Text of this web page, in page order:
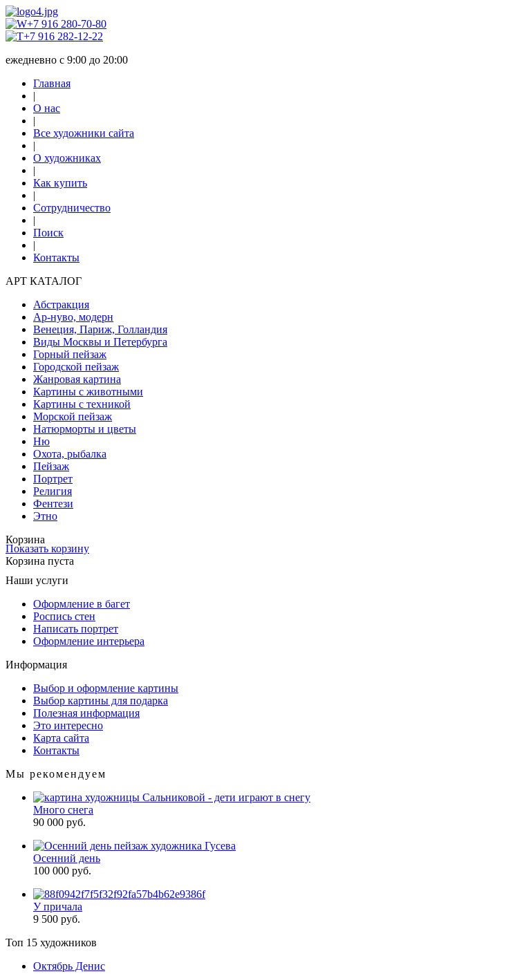
+7 916 280-70-80
+7 916 282-12-22
ежедневно с 9:00 до 20:00
Главная
|
О нас
|
Все художники сайта
|
О художниках
|
Как купить
|
Сотрудничество
|
Поиск
|
Контакты
АРТ КАТАЛОГ
Абстракция
Ар-нуво, модерн
Венеция, Париж, Голландия
Виды Москвы и Петербурга
Горный пейзаж
Городской пейзаж
Жанровая картина
Картины с животными
Картины с техникой
Морской пейзаж
Натюрморты и цветы
Ню
Охота, рыбалка
Пейзаж
Портрет
Религия
Фентези
Этно
Корзина
Показать корзину
Корзина пуста
Наши услуги
Оформление в багет
Роспись стен
Написать портрет
Оформление интерьера
Информация
Выбор и оформление картины
Выбор картины для подарка
Полезная информация
Это интересно
Карта сайта
Контакты
Мы рекомендуем
Много снега
90 000 руб.
Осенний день
100 000 руб.
У причала
9 500 руб.
Топ 15 художников
Октябрь Денис